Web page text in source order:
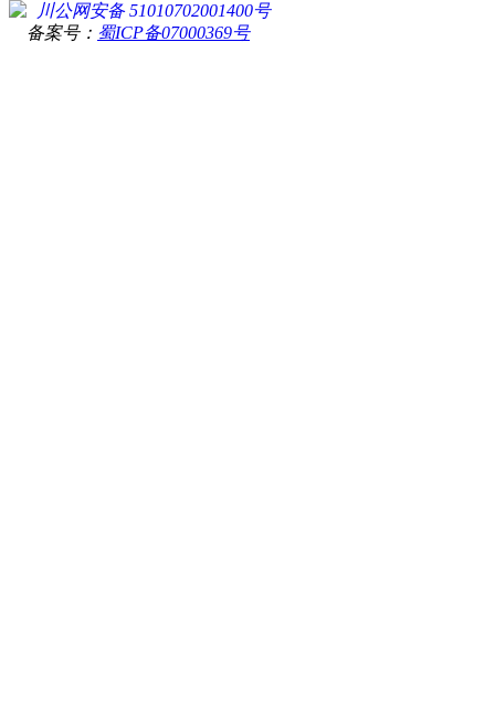
川公网安备 51010702001400号
备案号： 蜀ICP备07000369号